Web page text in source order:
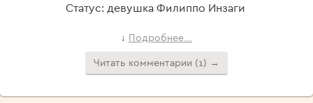
Статус: девушка Филиппо Инзаги
↓ Подробнее...
Читать комментарии (1) →